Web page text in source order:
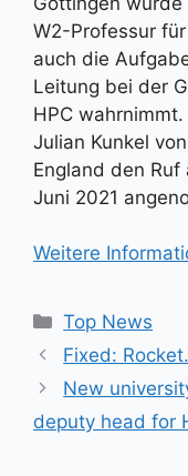
W2-Professur
auch die
Leitung bei der
HPC
Julian Kunkel
England den Ruf
Juni 2021
Weitere
Kategorien
Top News
Fixed:
New
deputy head for